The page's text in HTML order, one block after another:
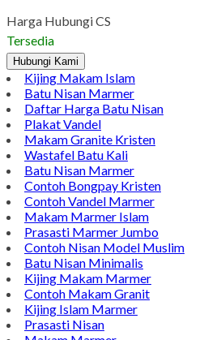
Harga Hubungi CS
Tersedia
Hubungi Kami
Kijing Makam Islam
Batu Nisan Marmer
Daftar Harga Batu Nisan
Plakat Vandel
Makam Granite Kristen
Wastafel Batu Kali
Batu Nisan Marmer
Contoh Bongpay Kristen
Contoh Vandel Marmer
Makam Marmer Islam
Prasasti Marmer Jumbo
Contoh Nisan Model Muslim
Batu Nisan Minimalis
Kijing Makam Marmer
Contoh Makam Granit
Kijing Islam Marmer